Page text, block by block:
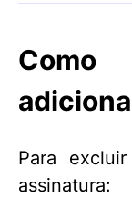
Para
assinatura: